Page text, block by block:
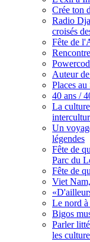
Crée ton
Radio
croisés
Fête de
Auteur
Places
40 ans /
La
Un
légendes
Fête de
Parc du
Fête de
Viet
Le nord à
Bigos
Parler
les